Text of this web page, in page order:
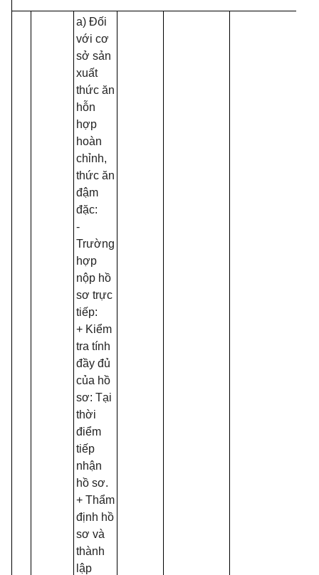
a) Đối
với cơ
sở sản
xuất
thức ăn
hỗn
hợp
hoàn
chỉnh,
thức ăn
đậm
đặc:
-
Trường
hợp
nộp hồ
sơ trực
tiếp:
+ Kiểm
tra tính
đầy đủ
của hồ
sơ: Tại
thời
điểm
tiếp
nhận
hồ sơ.
+ Thẩm
định hồ
sơ và
thành
lập